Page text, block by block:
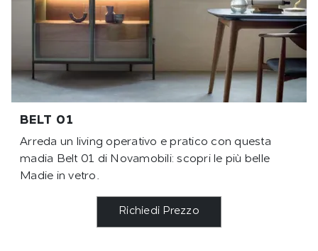
BELT 01
Arreda un living operativo e pratico con questa
madia Belt 01 di Novamobili: scopri le più belle
Madie in vetro.
Richiedi Prezzo